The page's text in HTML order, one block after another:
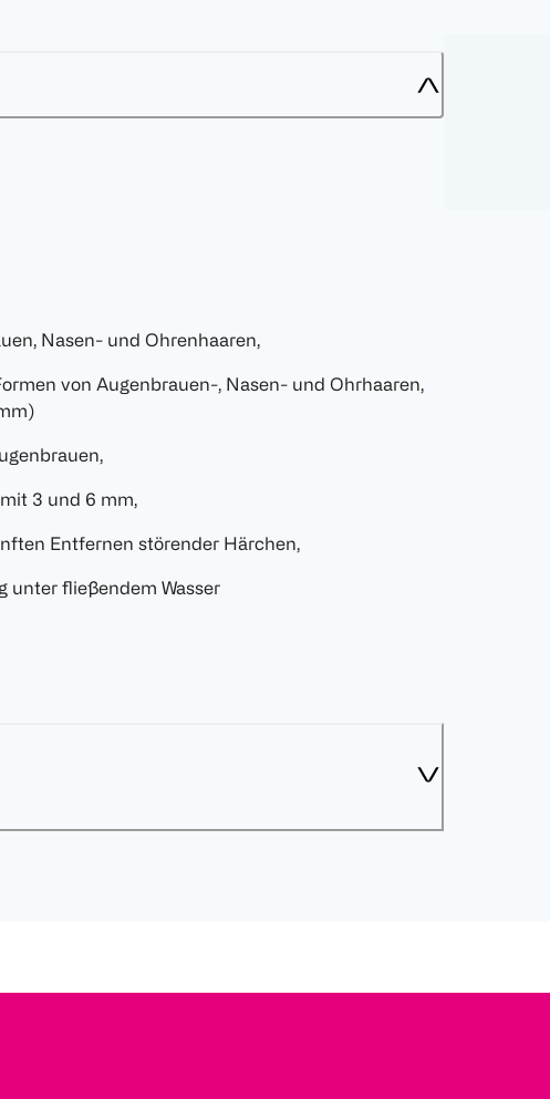
Nasen- und Ohrenhaaren,
von Augenbrauen-, Nasen- und Ohrhaaren,
3 und 6 mm,
Entfernen störender Härchen,
unter fließendem Wasser